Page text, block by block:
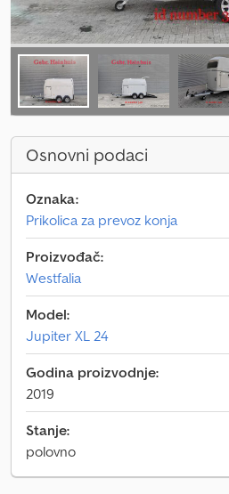
Osnovni podaci
Oznaka:
Prikolica za prevoz konja
Proizvođač:
Westfalia
Model:
Jupiter XL 24
Godina proizvodnje:
2019
Stanje:
polovno